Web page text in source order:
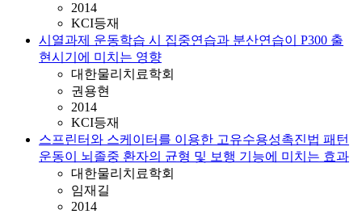
2014
KCI등재
시열과제 운동학습 시 집중연습과 분산연습이 P300 출
현시기에 미치는 영향
대한물리치료학회
권용현
2014
KCI등재
스프린터와 스케이터를 이용한 고유수용성촉진법 패턴
운동이 뇌졸중 환자의 균형 및 보행 기능에 미치는 효과
대한물리치료학회
임재길
2014